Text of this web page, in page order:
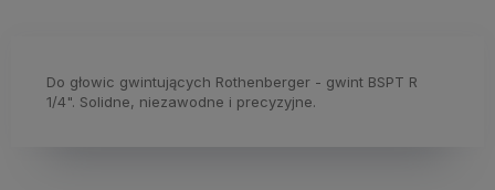
Do głowic gwintujących Rothenberger - gwint BSPT R
1/4". Solidne, niezawodne i precyzyjne.